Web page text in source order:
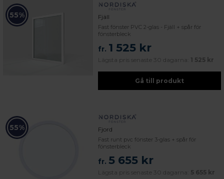
55% Fjäll
Fast fönster PVC 2-glas - Fjäll + spår för
fönsterbleck
fr. 1 525 kr
Lägsta pris senaste 30 dagarna: 1 525 kr
Gå till produkt
55% Fjord
Fast runt pvc fönster 3-glas + spår för
fönsterbleck
fr. 5 655 kr
Lägsta pris senaste 30 dagarna: 5 655 kr